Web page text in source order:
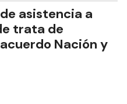
asistencia a
trata de
Nación y